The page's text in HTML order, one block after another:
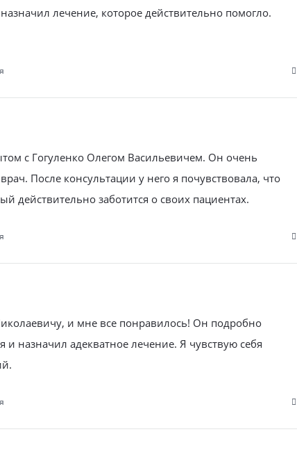
лечение, которое действительно помогло.
с Гогуленко Олегом Васильевичем. Он очень
После консультации у него я почувствовала, что
действительно заботится о своих пациентах.
и мне все понравилось! Он подробно
назначил адекватное лечение. Я чувствую себя